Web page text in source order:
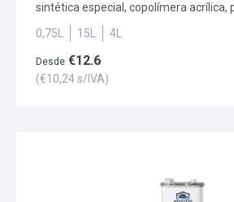
sintética especial, copolímera acrílica,
dióxido de titânio rutilo, dotado de
alcalina, a fungos e a algas.
0,75L 15L 4L
Desde €12.6
(€10,24s/IVA)